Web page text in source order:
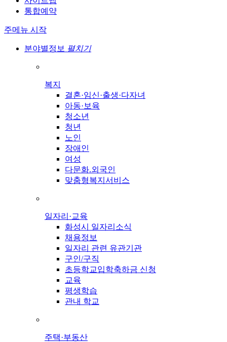
통합예약
주메뉴 시작
분야별정보 펼치기
복지
결혼·임신·출생·다자녀
아동·보육
청소년
청년
노인
장애인
여성
다문화.외국인
맞춤형복지서비스
일자리·교육
화성시 일자리소식
채용정보
일자리 관련 유관기관
구인/구직
초등학교입학축하금 신청
교육
평생학습
관내 학교
주택·부동산